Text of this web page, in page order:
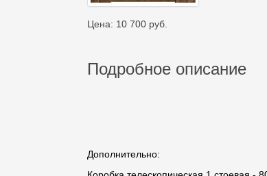
Цена: 10 700 руб.
Подробное описание
Дополнительно: